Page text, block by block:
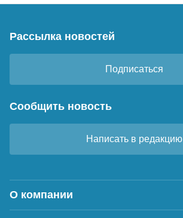
Рассылка новостей
Подписаться
Сообщить новость
Написать в редакцию
О компании